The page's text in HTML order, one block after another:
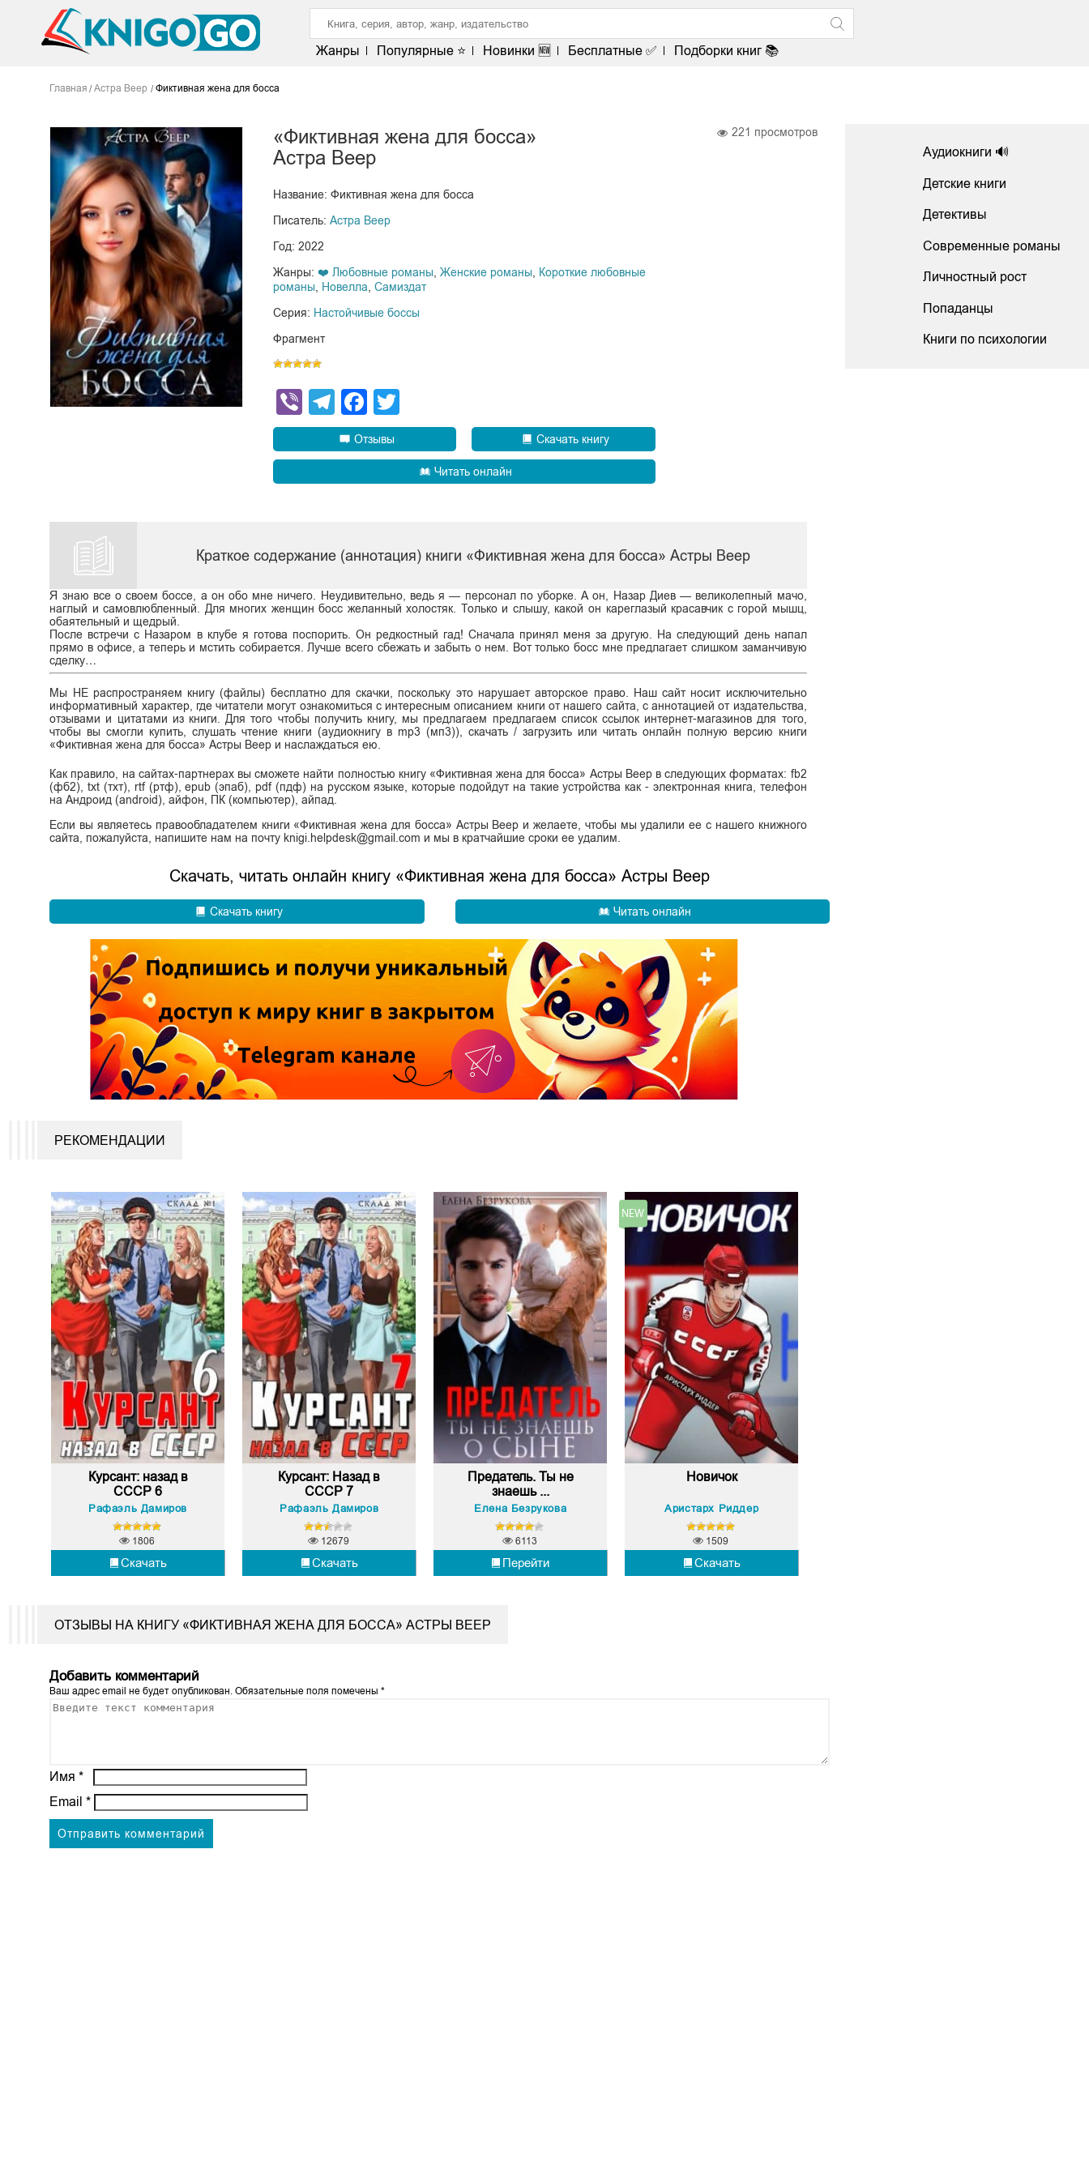
Жанры Популярные ⭐ Новинки 🆕 Бесплатные ✅ Подборки книг 📚
Главная Астра Веер Фиктивная жена для босса
«Фиктивная жена для босса»
Астра Веер
Название: Фиктивная жена для босса
Писатель: Астра Веер
Год: 2022
Жанры: ❤️ Любовные романы Женские романы
Короткие любовные
романы
Новелла Самиздат
Серия: Настойчивые боссы
Фрагмент
ViberTelegram
Facebook
Отзывы Скачать книгу
Читать онлайн
221 просмотров
Краткое содержание (аннотация) книги «Фиктивная жена для босса» Астры Веер
Я знаю все о своем боссе, а он обо мне ничего. Неудивительно, ведь я — персонал по уборке. А он, Назар Диев — великолепный мачо,
наглый и самовлюбленный. Для многих женщин босс желанный холостяк. Только и слышу, какой он кареглазый красавчик с горой мышц,
обаятельный и щедрый.
После встречи с Назаром в клубе я готова поспорить. Он редкостный гад! Сначала принял меня за другую. На следующий день напал
прямо в офисе, а теперь и мстить собирается. Лучше всего сбежать и забыть о нем. Вот только босс мне предлагает слишком заманчивую
сделку…
Мы НЕ распространяем книгу (файлы) бесплатно для скачки, поскольку это нарушает авторское право. Наш сайт носит исключительно
информативный характер, где читатели могут ознакомиться с интересным описанием книги от нашего сайта, с аннотацией от издательства,
отзывами и цитатами из книги. Для того чтобы получить книгу, мы предлагаем предлагаем список ссылок интернет-магазинов для того,
чтобы вы смогли купить, слушать чтение книги (аудиокнигу в mp3 (мп3)), скачать / загрузить или читать онлайн полную версию книги
«Фиктивная жена для босса» Астры Веер и наслаждаться ею.
Как правило, на сайтах-партнерах вы сможете найти полностью книгу «Фиктивная жена для босса» Астры Веер в следующих форматах: fb2
(фб2), txt (тхт), rtf (ртф), epub (эпаб), pdf (пдф) на русском языке, которые подойдут на такие устройства как - электронная книга, телефон
на Андроид (android), айфон, ПК (компьютер), айпад.
Если вы являетесь правообладателем книги «Фиктивная жена для босса» Астры Веер и желаете, чтобы мы удалили ее с нашего книжного
сайта, пожалуйста, напишите нам на почту knigi.helpdesk@gmail.com и мы в кратчайшие сроки ее удалим.
Скачать, читать онлайн книгу «Фиктивная жена для босса» Астры Веер
Скачать книгу Читать онлайн
РЕКОМЕНДАЦИИ
Курсант: назад в
СССР 6
Рафаэль Дамиров
Скачать
1806
Курсант: Назад в
СССР 7
Рафаэль Дамиров
Скачать
12679
Предатель. Ты не
знаешь ...
Елена Безрукова
Перейти
6113
Новичок
Аристарх Риддер
Скачать
1509
ОТЗЫВЫ НА КНИГУ «ФИКТИВНАЯ ЖЕНА ДЛЯ БОССА» АСТРЫ ВЕЕР
Добавить комментарий
Ваш адрес email не будет опубликован. Обязательные поля помечены*
Имя*
Email*
Аудиокниги 🔊
Детские книги
Детективы
Современные романы
Личностный рост
Попаданцы
Книги по психологии